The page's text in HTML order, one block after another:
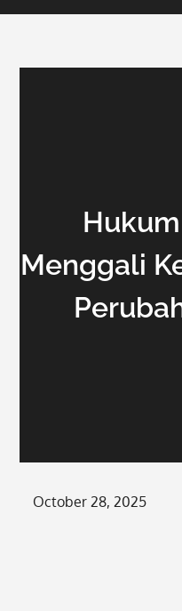
Menggali
Posted
October 28, 2025